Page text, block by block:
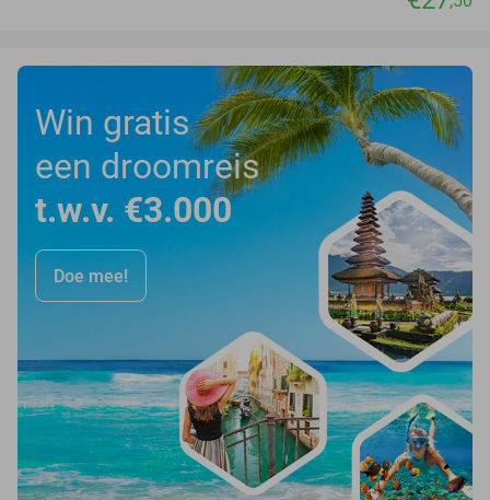
Win gratis
een droomreis
t.w.v. €3.000
Doe mee!